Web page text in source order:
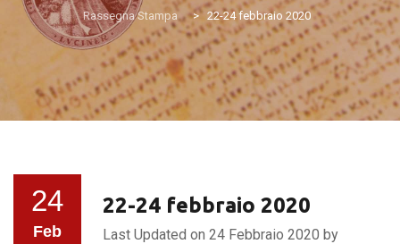
Rassegna Stampa
> 22-24 febbraio 2020
24
Feb
22-24 febbraio 2020
Last Updated on 24 Febbraio 2020 by